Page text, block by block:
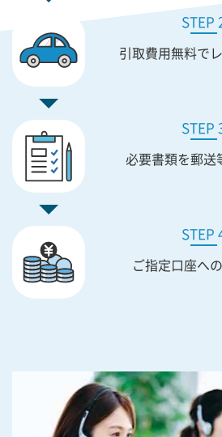
STEP
引取費用無料で
STEP
必要書類を郵送
STEP
ご指定口座への